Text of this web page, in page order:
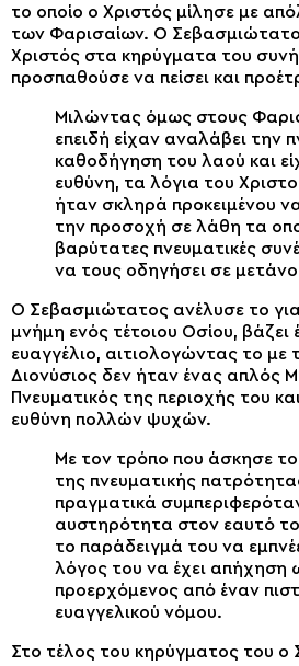
το οποίο ο Χριστός μίλησε με
των Φαρισαίων. Ο
Χριστός στα κηρύγματα του
προσπαθούσε να πείσει και
Μιλώντας όμως στους
επειδή είχαν αναλάβει την
καθοδήγηση του λαού και
ευθύνη, τα λόγια του
ήταν σκληρά προκειμένου
την προσοχή σε λάθη τα
βαρύτατες πνευματικές
να τους οδηγήσει σε
Ο Σεβασμιώτατος ανέλυσε το
μνήμη ενός τέτοιου Οσίου,
ευαγγέλιο, αιτιολογώντας το με
Διονύσιος δεν ήταν ένας απλός
Πνευματικός της περιοχής του
ευθύνη πολλών ψυχών.
Με τον τρόπο που άσκησε
της πνευματικής
πραγματικά
αυστηρότητα στον εαυτό
το παράδειγμά του να
λόγος του να έχει απήχηση
προερχόμενος από έναν
ευαγγελικού νόμου.
Στο τέλος του κηρύγματος του ο